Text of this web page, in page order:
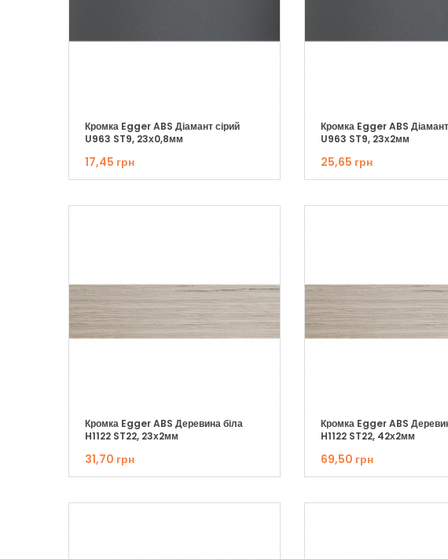
Кромка Egger ABS Діамант сірий
U963 ST9, 23х0,8мм
17,45 грн
Кромка Egger ABS
U963 ST9, 23х2мм
25,65 грн
Кромка Egger ABS Деревина біла
H1122 ST22, 23х2мм
31,70 грн
Кромка Egger ABS
H1122 ST22, 42х2мм
69,50 грн